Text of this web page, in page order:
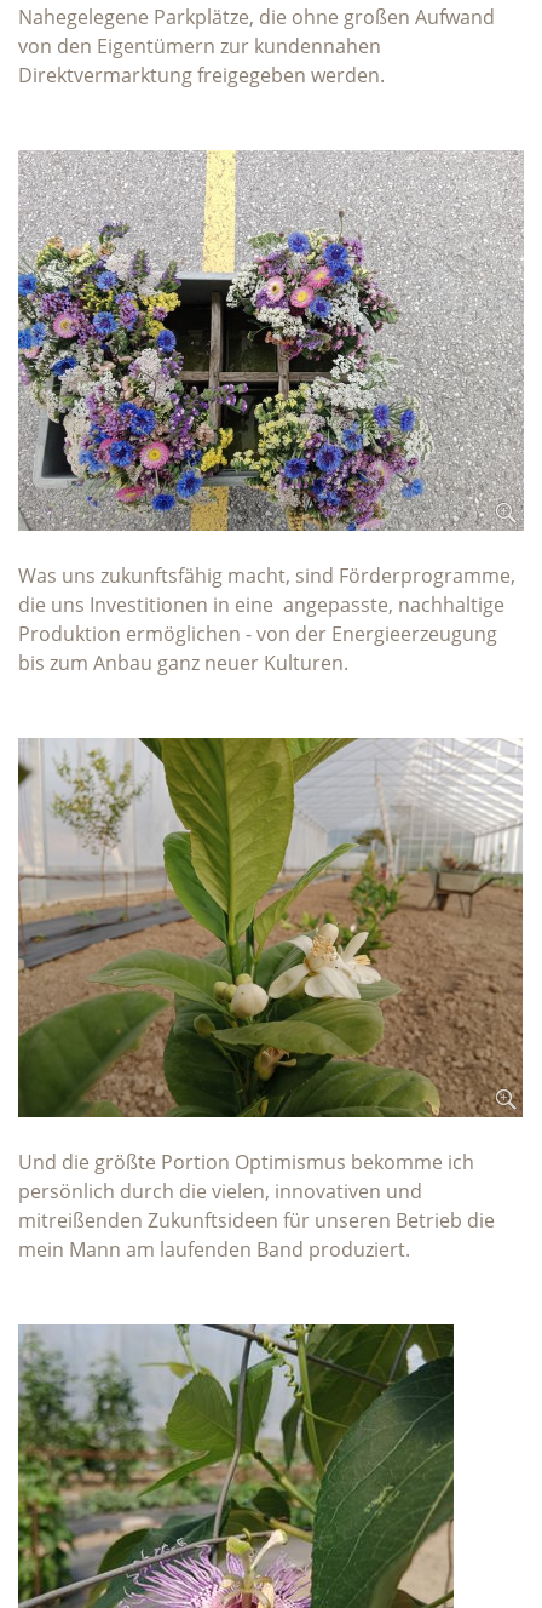
Nahegelegene Parkplätze, die ohne großen Aufwand
von den Eigentümern zur kundennahen
Direktvermarktung freigegeben werden.
Was uns zukunftsfähig macht, sind Förderprogramme,
die uns Investitionen in eine angepasste, nachhaltige
Produktion ermöglichen - von der Energieerzeugung
bis zum Anbau ganz neuer Kulturen.
Und die größte Portion Optimismus bekomme ich
persönlich durch die vielen, innovativen und
mitreißenden Zukunftsideen für unseren Betrieb die
mein Mann am laufenden Band produziert.